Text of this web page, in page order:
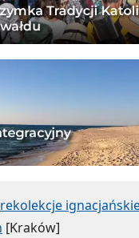
rekolekcje
[Kraków]